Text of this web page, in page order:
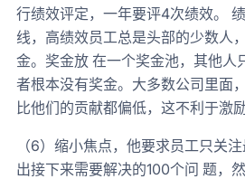
行绩效评定，一年要评4次绩效。
线，高绩效员工总是头部的少数人
金。奖金放 在一个奖金池，其他人
者根本没有奖金。大多数公司里面
比他们的贡献都偏低，这不利于激
（6）缩小焦点，他要求员工只关
出接下来需要解决的100个问 题，